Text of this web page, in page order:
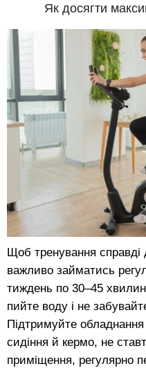
Як досягти
Щоб тренування справді
важливо займатись
тиждень по 30–45
пийте воду і не
Підтримуйте
сидіння й кермо, не
приміщення, регулярно